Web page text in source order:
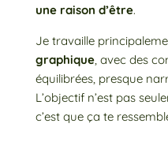
une raison d’être.
Je travaille
graphique, avec des
équilibrées, presque
L’objectif n’est pas
c’est que ça te